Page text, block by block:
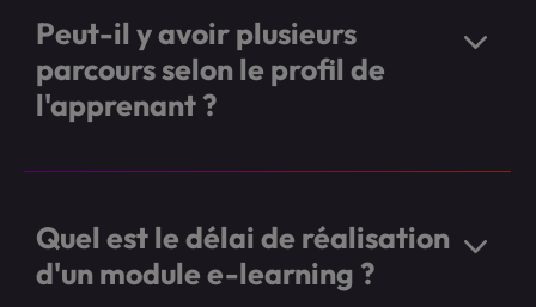
Peut-il y avoir plusieurs
parcours selon le profil de
l'apprenant ?
Quel est le délai de réalisation
d'un module e-learning ?